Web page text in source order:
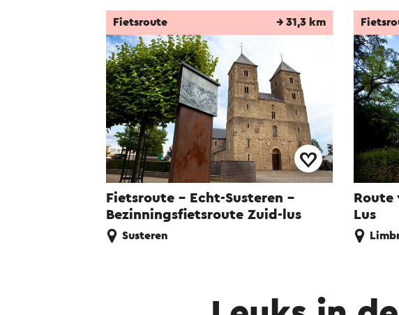
Fietsroute - Echt-Susteren -
Bezinningsfietsroute Zuid-lus
Fietsroute → 31,3 km
Susteren
Lus